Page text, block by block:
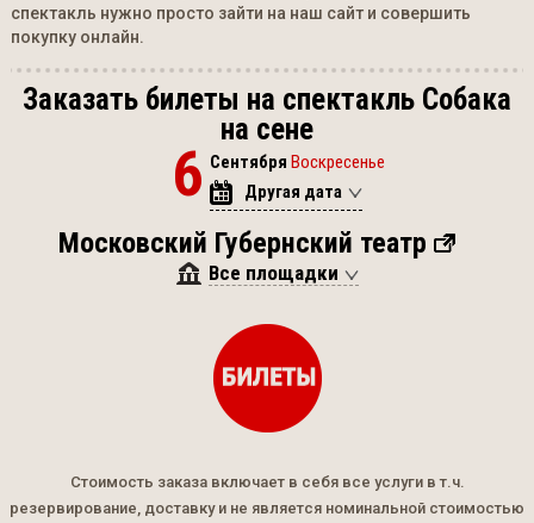
спектакль нужно просто зайти на наш сайт и совершить
покупку онлайн.
Заказать билеты на спектакль Собака
на сене
6 Сентября Воскресенье
Другая дата
Московский Губернский театр
Все площадки
Стоимость заказа включает в себя все услуги в т.ч.
резервирование, доставку и не является номинальной стоимостью